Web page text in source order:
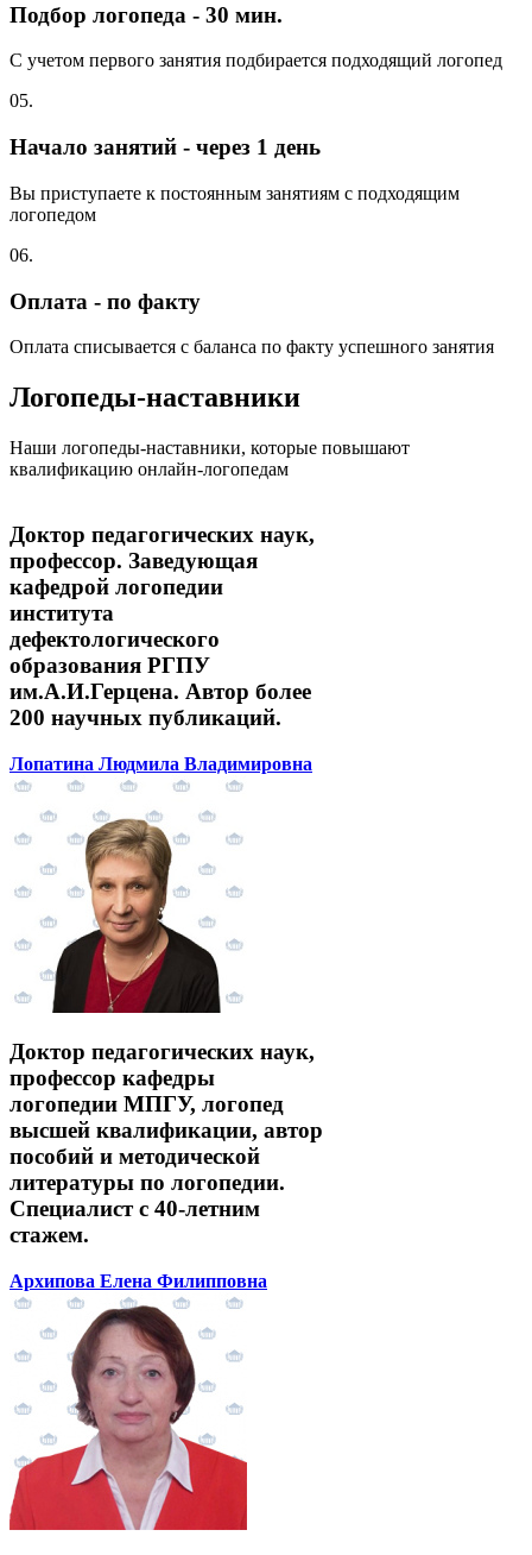
Подбор логопеда - 30 мин.
С учетом первого занятия подбирается подходящий логопед
05.
Начало занятий - через 1 день
Вы приступаете к постоянным занятиям с подходящим
логопедом
06.
Оплата - по факту
Оплата списывается с баланса по факту успешного занятия
Логопеды-наставники
Наши логопеды-наставники, которые повышают
квалификацию онлайн-логопедам
Доктор педагогических наук,
профессор. Заведующая
кафедрой логопедии
института
дефектологического
образования РГПУ
им.А.И.Герцена. Автор более
200 научных публикаций.
Лопатина Людмила Владимировна
Доктор педагогических наук,
профессор кафедры
логопедии МПГУ, логопед
высшей квалификации, автор
пособий и методической
литературы по логопедии.
Специалист с 40-летним
стажем.
Архипова Елена Филипповна